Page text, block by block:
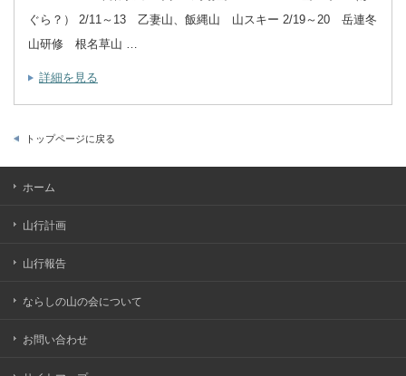
ぐら？） 2/11～13 乙妻山、飯縄山 山スキー 2/19～20 岳連冬
山研修 根名草山 …
詳細を見る
トップページに戻る
ホーム
山行計画
山行報告
ならしの山の会について
お問い合わせ